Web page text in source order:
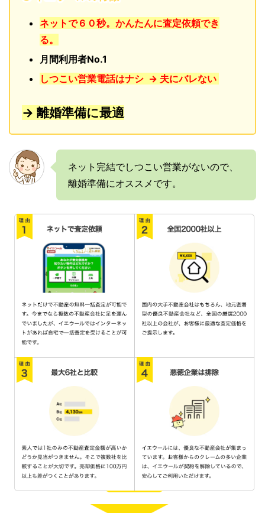
ネットで６０秒。かんたんに査定依頼でき
る。
月間利用者No.1
しつこい営業電話はナシ → 夫にバレない
→ 離婚準備に最適
ネット完結でしつこい営業がないので、
離婚準備にオススメです。